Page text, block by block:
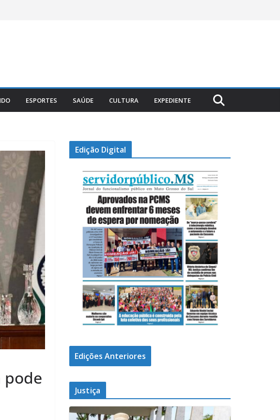
ESPORTES SAÚDE CULTURA EXPEDIENTE
pode
Edição Digital
Edições Anteriores
Justiça